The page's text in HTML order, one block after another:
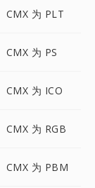
CMX 为 PLT
CMX 为 PS
CMX 为 ICO
CMX 为 RGB
CMX 为 PBM